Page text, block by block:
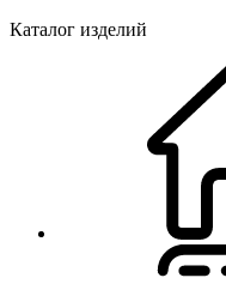
Каталог изделий